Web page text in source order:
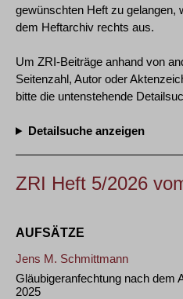
gewünschten Heft zu gelangen,
dem Heftarchiv rechts aus.
Um ZRI-Beiträge anhand von
Seitenzahl, Autor oder
bitte die untenstehende
Detailsuche
ZRI Heft 5/2026
AUFSÄTZE
Jens M. Schmittmann
Gläubigeranfechtung nach dem
2025